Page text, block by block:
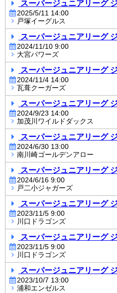
スーパージュニアリーグ
2025/5/11 14:00
戸塚イーグルス
スーパージュニアリーグ
2024/11/10 9:00
大宮パワーズ
スーパージュニアリーグ
2024/11/4 14:00
瓦葺クーガーズ
スーパージュニアリーグ
2024/9/23 14:00
加茂川ワイルドダックス
スーパージュニアリーグ
2024/6/30 13:00
南川崎ゴールデンアロー
スーパージュニアリーグ
2024/6/16 9:00
戸二小ジャガーズ
スーパージュニアリーグ
2023/11/5 9:00
川口ドラゴンズ
スーパージュニアリーグ
2023/11/5 9:00
川口ドラゴンズ
スーパージュニアリーグ
2023/10/7 13:00
浦和エンゼルス